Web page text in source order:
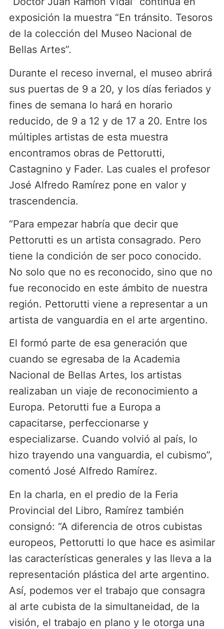
exposición la muestra “En tránsito. Tesoros
de la colección del Museo Nacional de
Bellas Artes”.
Durante el receso invernal, el museo abrirá
sus puertas de 9 a 20, y los días feriados y
fines de semana lo hará en horario
reducido, de 9 a 12 y de 17 a 20. Entre los
múltiples artistas de esta muestra
encontramos obras de Pettorutti,
Castagnino y Fader. Las cuales el profesor
José Alfredo Ramírez pone en valor y
trascendencia.
“Para empezar habría que decir que
Pettorutti es un artista consagrado. Pero
tiene la condición de ser poco conocido.
No solo que no es reconocido, sino que no
fue reconocido en este ámbito de nuestra
región. Pettorutti viene a representar a un
artista de vanguardia en el arte argentino.
El formó parte de esa generación que
cuando se egresaba de la Academia
Nacional de Bellas Artes, los artistas
realizaban un viaje de reconocimiento a
Europa. Petorutti fue a Europa a
capacitarse, perfeccionarse y
especializarse. Cuando volvió al país, lo
hizo trayendo una vanguardia, el cubismo”,
comentó José Alfredo Ramírez.
En la charla, en el predio de la Feria
Provincial del Libro, Ramírez también
consignó: “A diferencia de otros cubistas
europeos, Pettorutti lo que hace es asimilar
las características generales y las lleva a la
representación plástica del arte argentino.
Así, podemos ver el trabajo que consagra
al arte cubista de la simultaneidad, de la
visión, el trabajo en plano y le otorga una